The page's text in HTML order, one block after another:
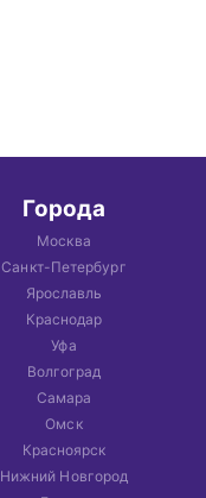
Города
Москва
Санкт-Петербург
Ярославль
Краснодар
Уфа
Волгоград
Самара
Омск
Красноярск
Нижний Новгород